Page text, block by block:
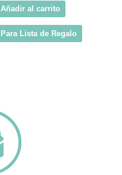
Añadir al carrito
Para Lista de Regalo